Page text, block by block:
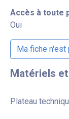
Accès à toute
Oui
Ma fiche n'est
Matériels
Plateau